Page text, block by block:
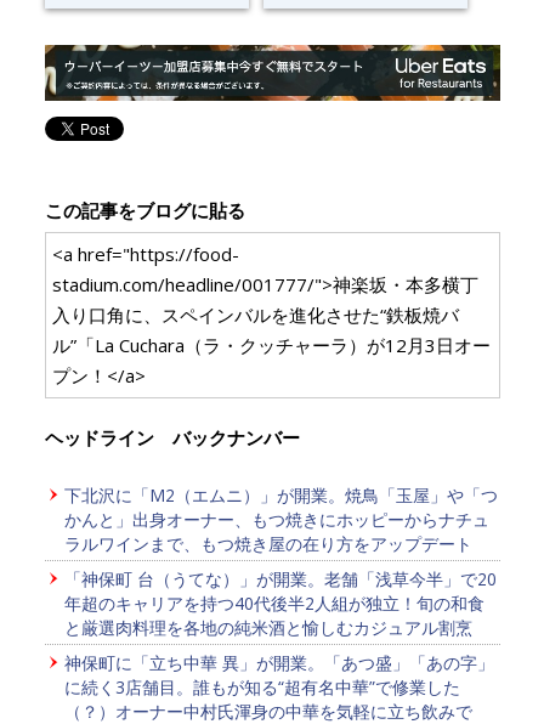
この記事をブログに貼る
<a href="https://food-
stadium.com/headline/001777/">神楽坂・本多横丁
入り口角に、スペインバルを進化させた“鉄板焼バ
ル”「La Cuchara（ラ・クッチャーラ）が12月3日オー
プン！</a>
ヘッドライン バックナンバー
下北沢に「M2（エムニ）」が開業。焼鳥「玉屋」や「つ
かんと」出身オーナー、もつ焼きにホッピーからナチュ
ラルワインまで、もつ焼き屋の在り方をアップデート
「神保町 台（うてな）」が開業。老舗「浅草今半」で20
年超のキャリアを持つ40代後半2人組が独立！旬の和食
と厳選肉料理を各地の純米酒と愉しむカジュアル割烹
神保町に「立ち中華 異」が開業。「あつ盛」「あの字」
に続く3店舗目。誰もが知る“超有名中華”で修業した
（？）オーナー中村氏渾身の中華を気軽に立ち飲みで